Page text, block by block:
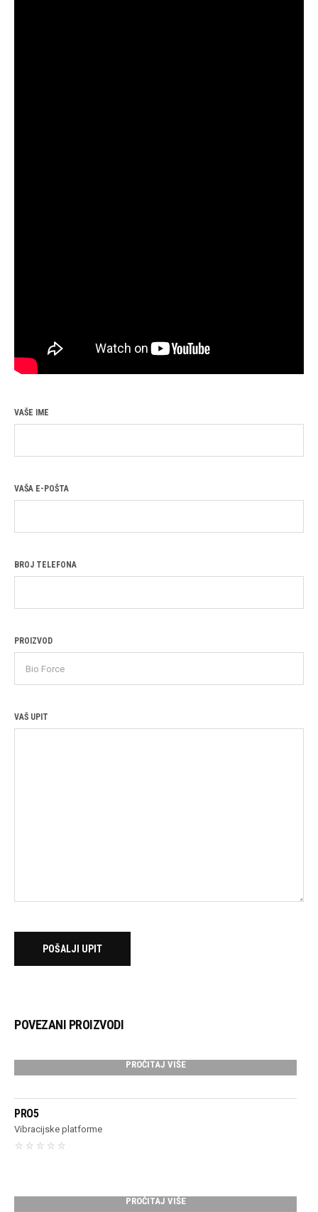
VAŠE IME
VAŠA E-POŠTA
BROJ TELEFONA
PROIZVOD
VAŠ UPIT
POVEZANI PROIZVODI
PROČITAJ VIŠE
PRO5
Vibracijske platforme
PROČITAJ VIŠE